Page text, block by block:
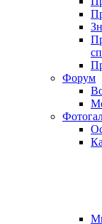
Форум